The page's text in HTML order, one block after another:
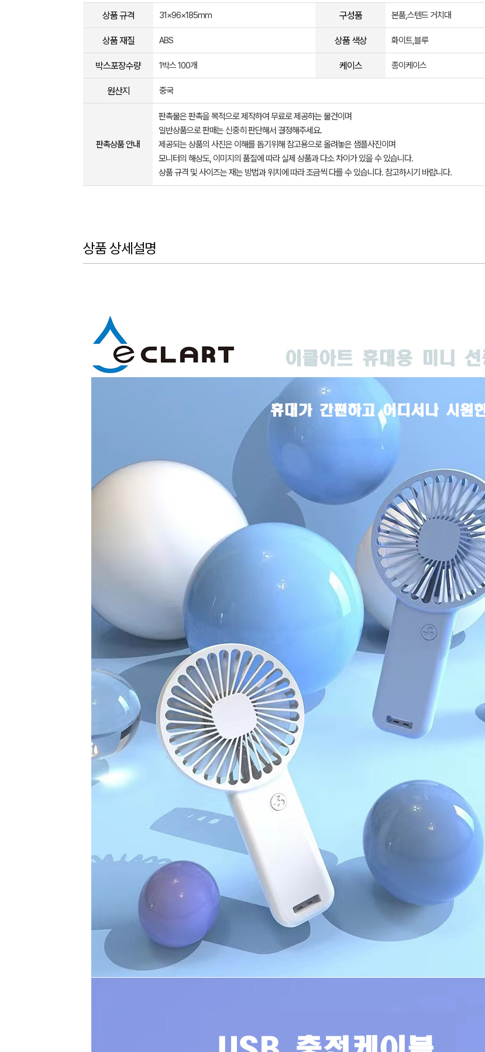
상품 규격 31×96×185mm 구성품 본품,스텐드 거치대
상품 재질 ABS 상품 색상 화이트,블루
박스포장수량 1박스 100개 케이스 종이케이스
원산지 중국
판촉상품 안내
판촉물은 판촉을 목적으로 제작하여 무료로 제공하는 물건이며
일반상품으로 판매는 신중히 판단해서 결정해주세요.
제공되는 상품의 사진은 이해를 돕기위해 참고용으로 올려놓은 샘플사진이며
모니터의 해상도, 이미지의 품질에 따라 실제 상품과 다소 차이가 있을 수 있습니다.
상품 규격 및 사이즈는 재는 방법과 위치에 따라 조금씩 다를 수 있습니다. 참고하시기 바랍니다.
상품 상세설명